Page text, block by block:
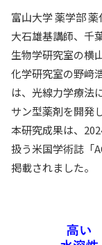
富山大学 薬学部
大石雄基講師、千
生物学研究室の横
化学研究室の野﨑
は、光線力学療法
サン型薬剤を開発
本研究成果は、
扱う米国学術誌「
掲載されました。